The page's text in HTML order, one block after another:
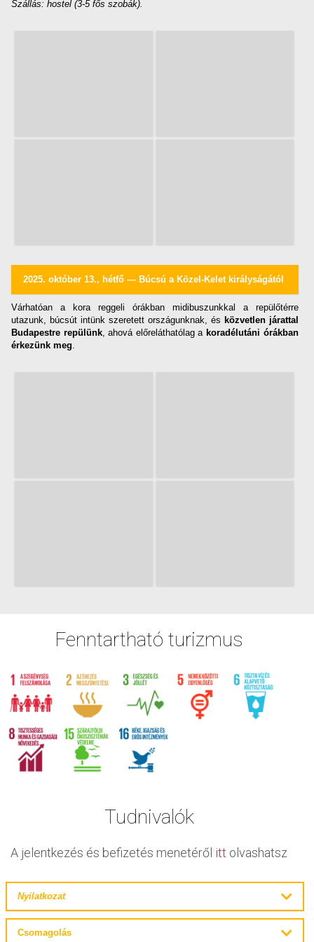
Szállás: hostel (3-5 fős szobák).
2025. október 13., hétfő — Búcsú a Közel-Kelet királyságától
Várhatóan a kora reggeli órákban midibuszunkkal a repülőtérre
utazunk, búcsút intünk szeretett országunknak, és közvetlen járattal
Budapestre repülünk, ahová előreláthatólag a koradélutáni órákban
érkezünk meg
Fenntartható turizmus
Tudnivalók
A jelentkezés és befizetés menetéről itt olvashatsz
Nyilatkozat
nehézségek befolyásolhatják a túra programját. A repülőjáratok
Csomagolás